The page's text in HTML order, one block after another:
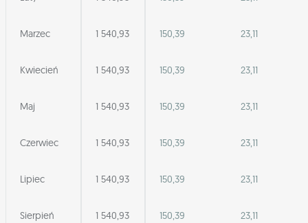
Marzec 1 540,93 150,39 23,11
Kwiecień 1 540,93 150,39 23,11
Maj 1 540,93 150,39 23,11
Czerwiec 1 540,93 150,39 23,11
Lipiec 1 540,93 150,39 23,11
Sierpień 1 540,93 150,39 23,11